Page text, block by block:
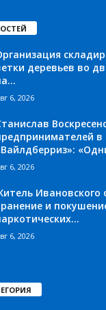
деревьев во
6, 2026
в
6, 2026
Ивановского
и
6, 2026